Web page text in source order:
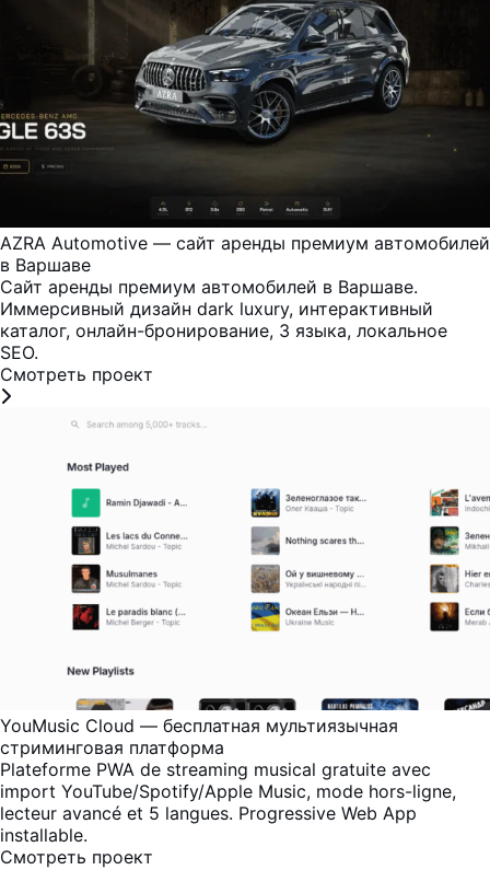
AZRA Automotive — сайт аренды премиум автомобилей
в Варшаве
Сайт аренды премиум автомобилей в Варшаве.
Иммерсивный дизайн dark luxury, интерактивный
каталог, онлайн-бронирование, 3 языка, локальное
SEO.
Смотреть проект
YouMusic Cloud — бесплатная мультиязычная
стриминговая платформа
Plateforme PWA de streaming musical gratuite avec
import YouTube/Spotify/Apple Music, mode hors-ligne,
lecteur avancé et 5 langues. Progressive Web App
installable.
Смотреть проект